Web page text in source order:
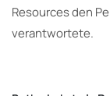
Resources den
verantwortete.